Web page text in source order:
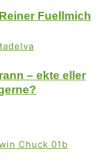
Fuellmich
– ekte eller